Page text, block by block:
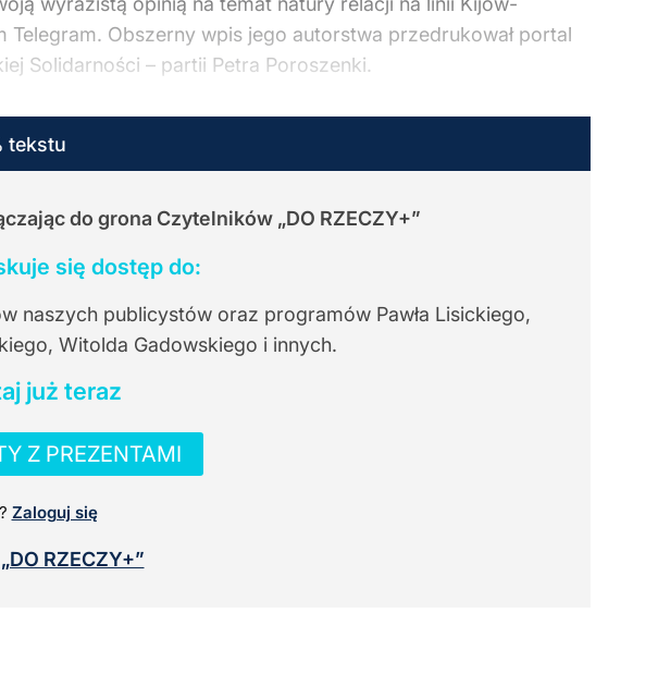
Obszerny wpis jego autorstwa przedrukował portal
Solidarności – partii Petra Poroszenki.
tekstu
do grona Czytelników „DO RZECZY+”
się dostęp do:
naszych publicystów oraz programów Pawła Lisickiego,
Witolda Gadowskiego i innych.
już teraz
Z PREZENTAMI
Zaloguj się
RZECZY+”